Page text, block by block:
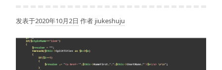
发表于2020年10月2日 作者 jiukeshuju